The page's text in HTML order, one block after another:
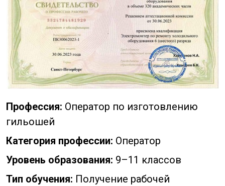
Профессия: Оператор по изготовлению
гильошей
Категория профессии: Оператор
Уровень образования: 9–11 классов
Тип обучения: Получение рабочей